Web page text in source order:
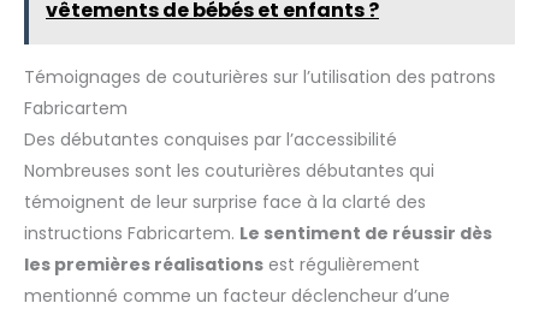
vous faisant gagner du temps
et de l'énergie ! Léger, durable
utiliser, que vous soyez
expérimenté.
taies d'oreiller, des housses de
coussin, des chemins de table,
des sous-verres, des trousses,
durée: Avec une impression
réactive et une grande
résistance des couleurs, ces
lots de tissus Fat Quarters
sont lavables en machine,
résistants à la décoloration et
aux plis. Même après
plusieurs lavages, les couleurs
restent éclatantes et
lumineuses. Résistant aux
permet de remplacer les épingles. L'utilisation du clip de
les concepteurs de couture. Les couleurs vives vous rendront
vêtements de bébés et enfants ?
Témoignages de couturières sur l’utilisation des patrons
Fabricartem
Des débutantes conquises par l’accessibilité
Nombreuses sont les couturières débutantes qui
témoignent de leur surprise face à la clarté des
instructions Fabricartem. Le sentiment de réussir dès
les premières réalisations est régulièrement
mentionné comme un facteur déclencheur d’une